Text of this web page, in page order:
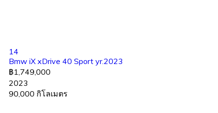
14
Bmw iX xDrive 40 Sport yr.2023
฿1,749,000
2023
90,000 กิโลเมตร